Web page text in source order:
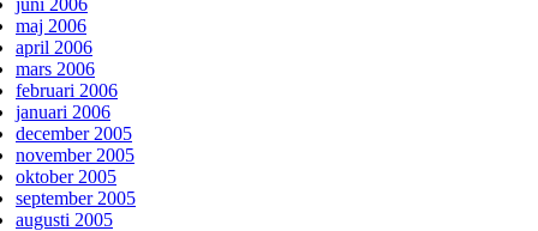
maj 2006
april 2006
mars 2006
februari 2006
januari 2006
december 2005
november 2005
oktober 2005
september 2005
augusti 2005